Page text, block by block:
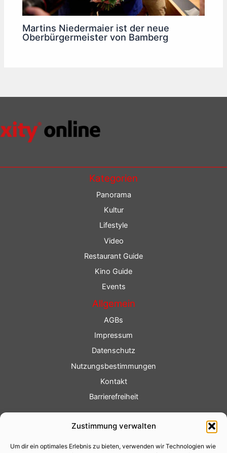
Zustimmung verwalten
Um dir ein optimales Erlebnis zu bieten, verwenden wir Technologien wie
Martins Niedermaier ist der neue
Oberbürgermeister von Bamberg
Kategorien
Panorama
Kultur
Lifestyle
Video
Restaurant Guide
Kino Guide
Events
Allgemein
AGBs
Impressum
Datenschutz
Nutzungsbestimmungen
Kontakt
Barrierefreiheit
Fotoservice
Videoservice